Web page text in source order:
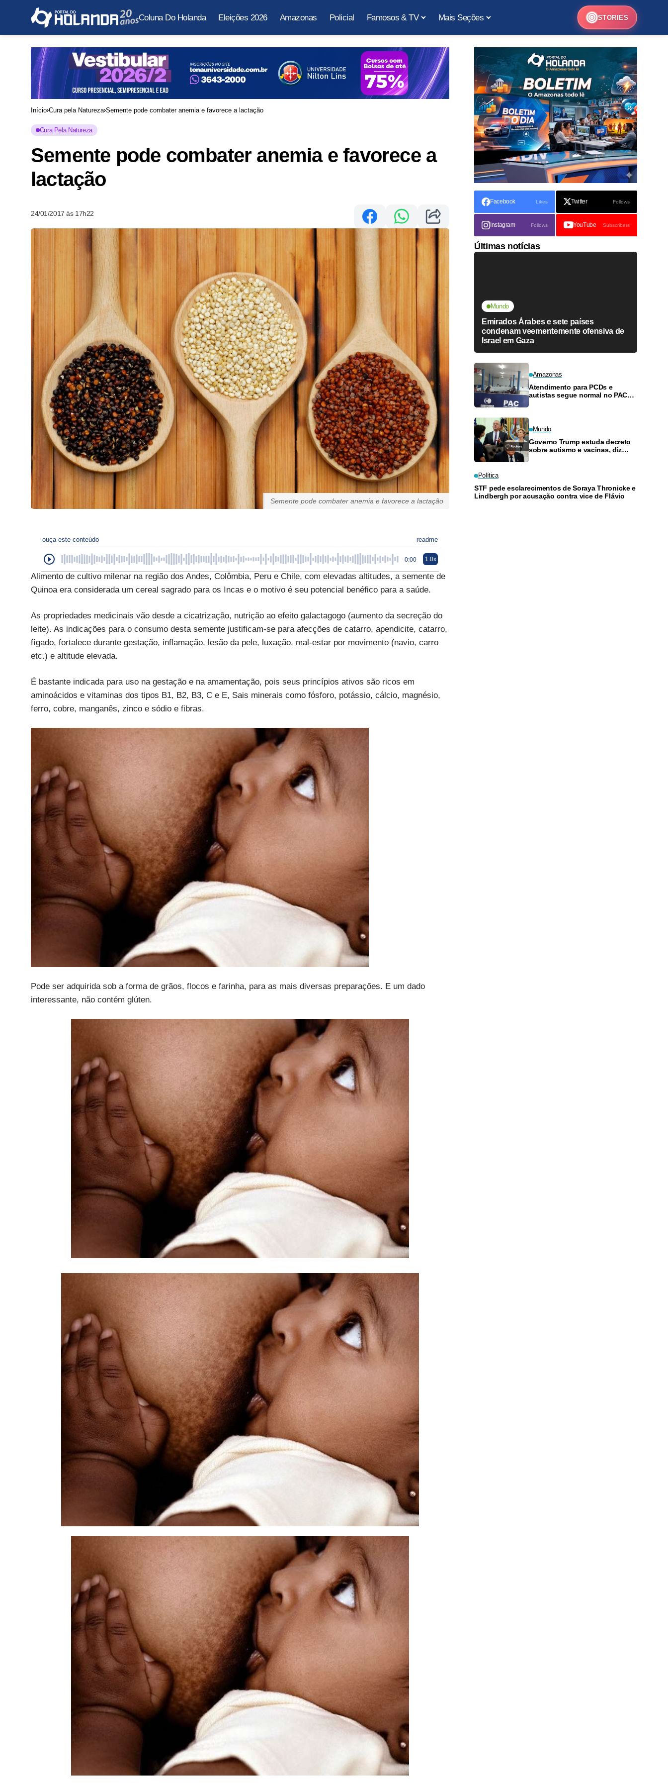
Coluna Do Holanda Eleições 2026 Amazonas Policial Famosos & TV Mais Seções STORIES
Início Cura pela Natureza Semente pode combater anemia e favorece a lactação
Cura Pela Natureza
Semente pode combater anemia e favorece a
lactação
24/01/2017 às 17h22
Semente pode combater anemia e favorece a lactação
ouça este conteúdo readme
0:00 1.0x
Alimento de cultivo milenar na região dos Andes, Colômbia, Peru e Chile, com elevadas altitudes, a semente de
Quinoa era considerada um cereal sagrado para os Incas e o motivo é seu potencial benéfico para a saúde.
As propriedades medicinais vão desde a cicatrização, nutrição ao efeito galactagogo (aumento da secreção do
leite). As indicações para o consumo desta semente justificam-se para afecções de catarro, apendicite, catarro,
fígado, fortalece durante gestação, inflamação, lesão da pele, luxação, mal-estar por movimento (navio, carro
etc.) e altitude elevada.
É bastante indicada para uso na gestação e na amamentação, pois seus princípios ativos são ricos em
aminoácidos e vitaminas dos tipos B1, B2, B3, C e E, Sais minerais como fósforo, potássio, cálcio, magnésio,
ferro, cobre, manganês, zinco e sódio e fibras.
Pode ser adquirida sob a forma de grãos, flocos e farinha, para as mais diversas preparações. E um dado
interessante, não contém glúten.
Facebook Likes Twitter Follows
Instagram Follows YouTube Subscribers
Últimas notícias
Mundo
Emirados Árabes e sete países
condenam veementemente ofensiva de
Israel em Gaza
Amazonas
Atendimento para PCDs e
autistas segue normal no PAC
Mundo
Governo Trump estuda decreto
sobre autismo e vacinas, diz
Política
STF pede esclarecimentos de Soraya Thronicke e
Lindbergh por acusação contra vice de Flávio